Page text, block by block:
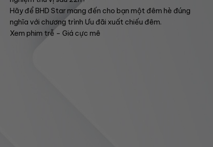
Hãy để BHD Star mang đến cho bạn một đêm hè đúng
nghĩa với chương trình Ưu đãi xuất chiếu đêm.
Xem phim trễ – Giá cực mê